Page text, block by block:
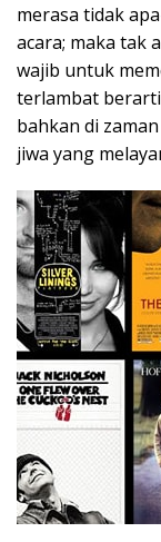
merasa tidak
acara; maka tak
wajib untuk
terlambat
bahkan di
jiwa yang